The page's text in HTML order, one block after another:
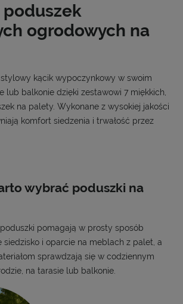
poduszek
ogrodowych na
kącik wypoczynkowy w swoim
lub balkonie dzięki zestawowi 7 miękkich,
na palety. Wykonane z wysokiej jakości
komfort siedzenia i trwałość przez
wybrać poduszki na
pomagają w prosty sposób
i oparcie na meblach z palet, a
sprawdzają się w codziennym
na tarasie lub balkonie.